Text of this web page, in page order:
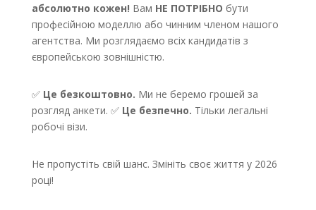
абсолютно кожен! Вам НЕ ПОТРІБНО бути
професійною моделлю або чинним членом нашого
агентства. Ми розглядаємо всіх кандидатів з
європейською зовнішністю.
✅ Це безкоштовно. Ми не беремо грошей за
розгляд анкети. ✅ Це безпечно. Тільки легальні
робочі візи.
Не пропустіть свій шанс. Змініть своє життя у 2026
році!